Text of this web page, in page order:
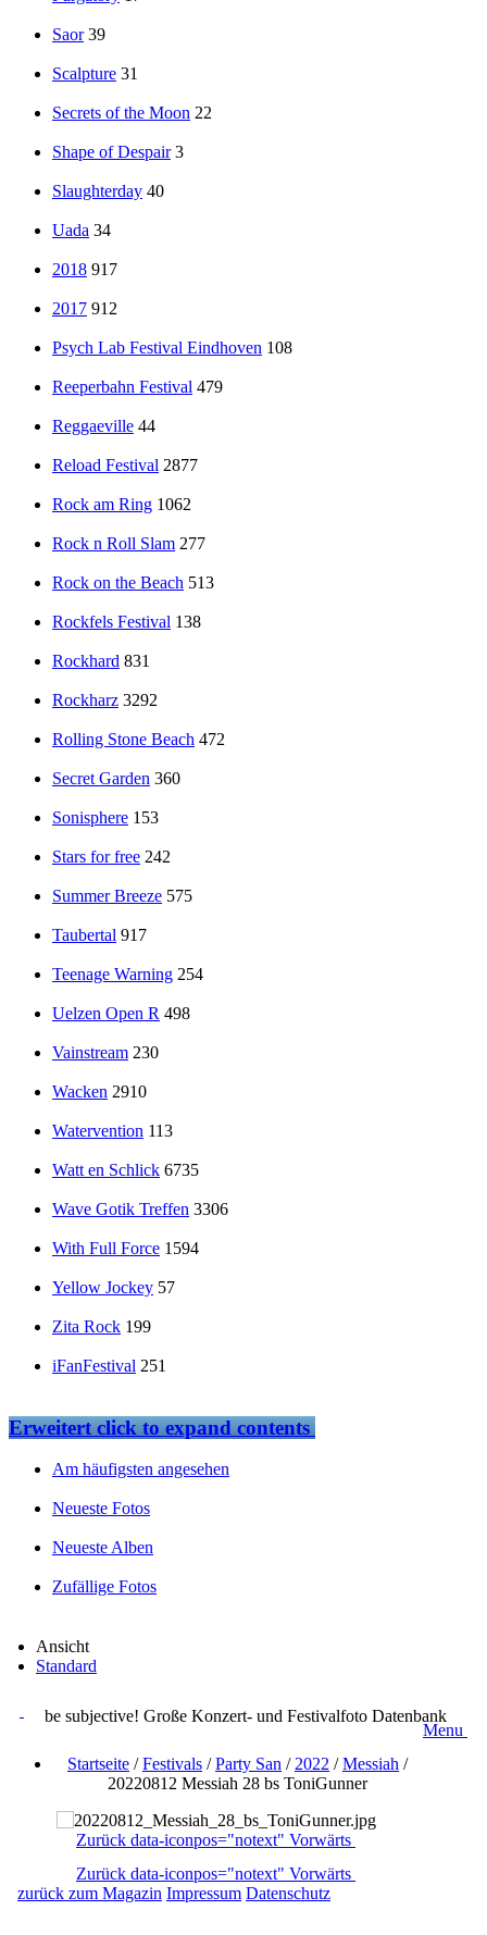
Saor 39
Scalpture 31
Secrets of the Moon 22
Shape of Despair 3
Slaughterday 40
Uada 34
2018 917
2017 912
Psych Lab Festival Eindhoven 108
Reeperbahn Festival 479
Reggaeville 44
Reload Festival 2877
Rock am Ring 1062
Rock n Roll Slam 277
Rock on the Beach 513
Rockfels Festival 138
Rockhard 831
Rockharz 3292
Rolling Stone Beach 472
Secret Garden 360
Sonisphere 153
Stars for free 242
Summer Breeze 575
Taubertal 917
Teenage Warning 254
Uelzen Open R 498
Vainstream 230
Wacken 2910
Watervention 113
Watt en Schlick 6735
Wave Gotik Treffen 3306
With Full Force 1594
Yellow Jockey 57
Zita Rock 199
iFanFestival 251
Erweitertclick to expand contents
Am häufigsten angesehen
Neueste Fotos
Neueste Alben
Zufällige Fotos
Ansicht
Standard
be subjective! Große Konzert- und Festivalfoto Datenbank
Menu
Startseite /Festivals /Party San / 2022 /Messiah /
20220812 Messiah 28 bs ToniGunner
Zurück data-iconpos="notext" Vorwärts
Zurück data-iconpos="notext" Vorwärts
zurück zum Magazin Impressum Datenschutz